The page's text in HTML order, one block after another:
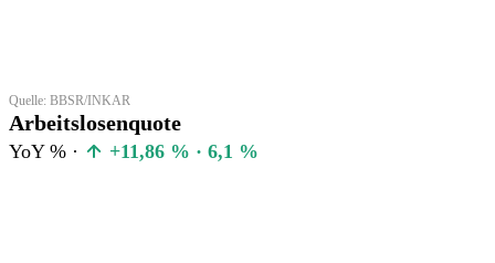
Quelle: BBSR/INKAR
Arbeitslosenquote
YoY % · +11,86 % · 6,1 %